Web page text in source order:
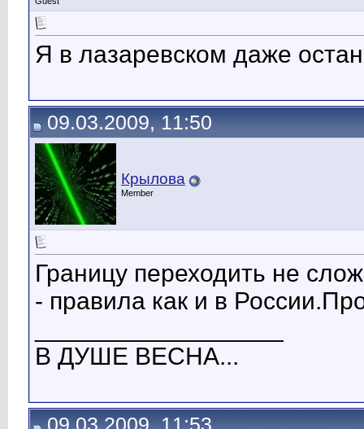
Я в лазаревском даже
09.03.2009, 11:50
Крылова
Member
Границу переходить не
- правила как и в
В ДУШЕ ВЕСНА...
09.03.2009, 11:53